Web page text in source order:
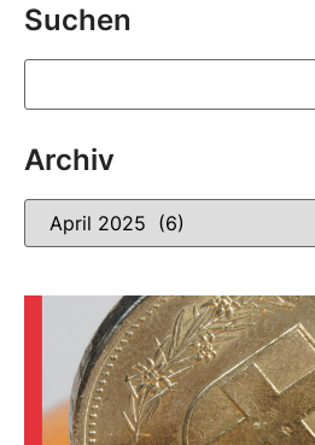
Suchen
Archiv